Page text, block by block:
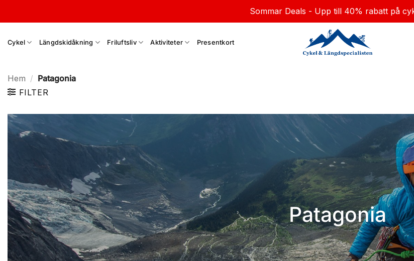
Sommar Deals - Upp till 40% rabatt på
Cykel Längdskidåkning Friluftsliv Aktiviteter Presentkort
Hem / Patagonia
FILTER
Patagonia